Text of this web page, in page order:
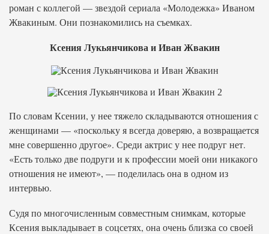
роман с коллегой — звездой сериала «Молодежка» Иваном
Жвакиным. Они познакомились на съемках.
Ксения Лукьянчикова и Иван Жвакин
По словам Ксении, у нее тяжело складываются отношения с
женщинами — «поскольку я всегда доверяю, а возвращается
мне совершенно другое». Среди актрис у нее подруг нет.
«Есть только две подруги и к профессии моей они никакого
отношения не имеют», — поделилась она в одном из
интервью.
Судя по многочисленным совместным снимкам, которые
Ксения выкладывает в соцсетях, она очень близка со своей